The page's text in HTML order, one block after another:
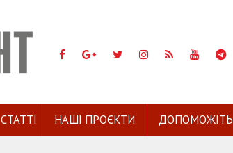
СТАТТІ НАШІ ПРОЄКТИ ДОПОМОЖІТЬ